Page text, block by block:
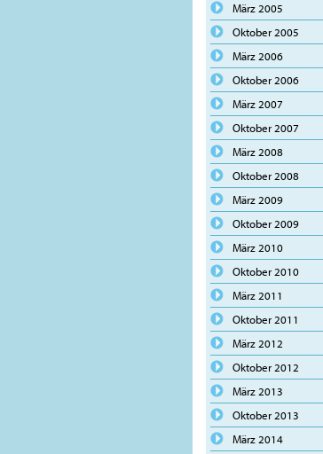
März 2005
Oktober 2005
März 2006
Oktober 2006
März 2007
Oktober 2007
März 2008
Oktober 2008
März 2009
Oktober 2009
März 2010
Oktober 2010
März 2011
Oktober 2011
März 2012
Oktober 2012
März 2013
Oktober 2013
März 2014